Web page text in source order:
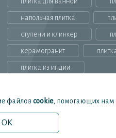
напольная плитка
ступени и клинкер
керамогранит
плитка из индии
не являются публичной
файлов cookie, помогающих нам
OK